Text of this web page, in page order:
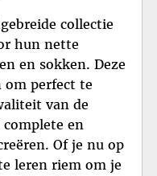
collectie
hun nette
en sokken. Deze
om perfect te
van de
complete en
Of je nu op
leren riem om je